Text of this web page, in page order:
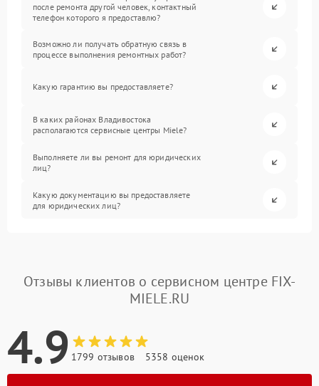
после ремонта другой человек, контактный
телефон которого я предоставлю?
Возможно ли получать обратную связь в
процессе выполнения ремонтных работ?
Какую гарантию вы предоставляете?
В каких районах Владивостока
располагаются сервисные центры Miele?
Выполняете ли вы ремонт для юридических
лиц?
Какую документацию вы предоставляете
для юридических лиц?
Отзывы клиентов о сервисном центре FIX-
MIELE.RU
4.9 1799 отзывов 5358 оценок